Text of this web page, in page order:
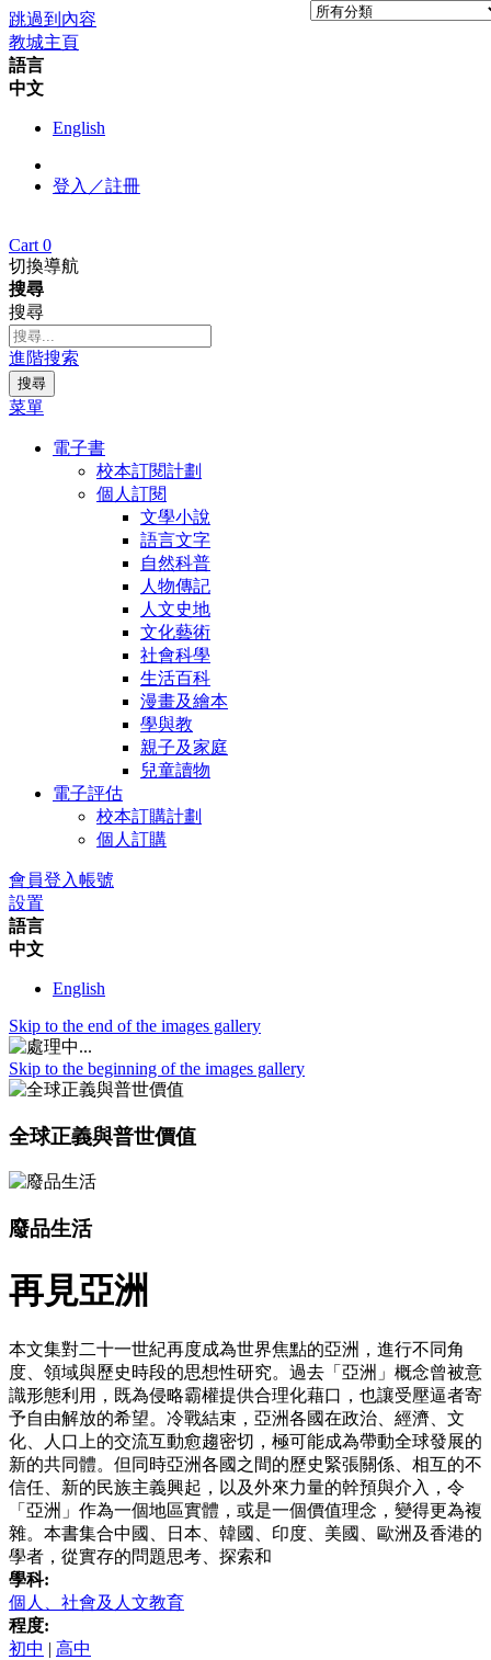
跳過到內容
教城主頁
語言
中文
English
登入／註冊
Cart 0
切換導航
搜尋
搜尋
進階搜索
搜尋
菜單
電子書
校本訂閱計劃
個人訂閱
文學小說
語言文字
自然科普
人物傳記
人文史地
文化藝術
社會科學
生活百科
漫畫及繪本
學與教
親子及家庭
兒童讀物
電子評估
校本訂購計劃
個人訂購
會員登入帳號
設置
語言
中文
English
Skip to the end of the images gallery
Skip to the beginning of the images gallery
全球正義與普世價值
廢品生活
再見亞洲
本文集對二十一世紀再度成為世界焦點的亞洲，進行不同角
度、領域與歷史時段的思想性研究。過去「亞洲」概念曾被意
識形態利用，既為侵略霸權提供合理化藉口，也讓受壓逼者寄
予自由解放的希望。冷戰結束，亞洲各國在政治、經濟、文
化、人口上的交流互動愈趨密切，極可能成為帶動全球發展的
新的共同體。但同時亞洲各國之間的歷史緊張關係、相互的不
信任、新的民族主義興起，以及外來力量的幹預與介入，令
「亞洲」作為一個地區實體，或是一個價值理念，變得更為複
雜。本書集合中國、日本、韓國、印度、美國、歐洲及香港的
學者，從實存的問題思考、探索和
學科:
個人、社會及人文教育
程度:
初中 | 高中